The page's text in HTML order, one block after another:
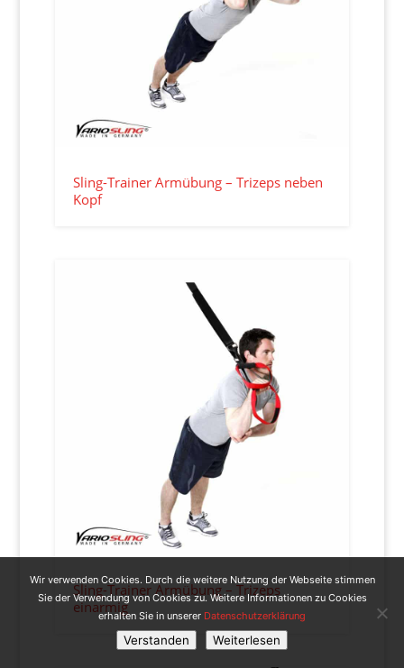
Sling-Trainer Armübung – Trizeps neben
Kopf
Sling-Trainer Armübung – Trizeps
einarmig
Wir verwenden Cookies. Durch die weitere Nutzung der Webseite stimmen
Sie der Verwendung von Cookies zu. Weitere Informationen zu Cookies
erhalten Sie in unserer Datenschutzerklärung
Verstanden Weiterlesen